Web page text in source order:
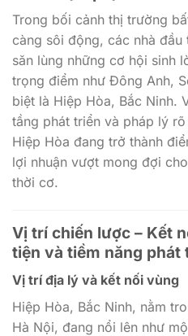
Trong bối cảnh thị trường
càng sôi động, các nhà
săn lùng những cơ hội sinh
trọng điểm như Đông Anh,
biệt là Hiệp Hòa, Bắc Ninh.
tầng phát triển và pháp lý
Hiệp Hòa đang trở thành
lợi nhuận vượt mong đợi
thời cơ.
Vị trí chiến lược – Kết
tiện và tiềm năng
Vị trí địa lý và kết nối vùng
Hiệp Hòa, Bắc Ninh, nằm
Hà Nội, đang nổi lên như